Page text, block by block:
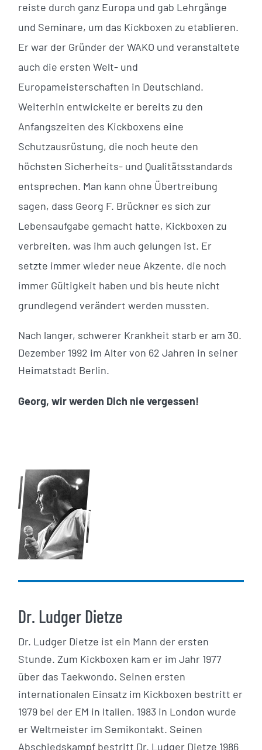
reiste durch ganz Europa und gab Lehrgänge
und Seminare, um das Kickboxen zu etablieren.
Er war der Gründer der WAKO und veranstaltete
auch die ersten Welt- und
Europameisterschaften in Deutschland.
Weiterhin entwickelte er bereits zu den
Anfangszeiten des Kickboxens eine
Schutzausrüstung, die noch heute den
höchsten Sicherheits- und Qualitätsstandards
entsprechen. Man kann ohne Übertreibung
sagen, dass Georg F. Brückner es sich zur
Lebensaufgabe gemacht hatte, Kickboxen zu
verbreiten, was ihm auch gelungen ist. Er
setzte immer wieder neue Akzente, die noch
immer Gültigkeit haben und bis heute nicht
grundlegend verändert werden mussten.
Nach langer, schwerer Krankheit starb er am 30.
Dezember 1992 im Alter von 62 Jahren in seiner
Heimatstadt Berlin.
Georg, wir werden Dich nie vergessen!
Dr. Ludger Dietze
Dr. Ludger Dietze ist ein Mann der ersten
Stunde. Zum Kickboxen kam er im Jahr 1977
über das Taekwondo. Seinen ersten
internationalen Einsatz im Kickboxen bestritt er
1979 bei der EM in Italien. 1983 in London wurde
er Weltmeister im Semikontakt. Seinen
Abschiedskampf bestritt Dr. Ludger Dietze 1986